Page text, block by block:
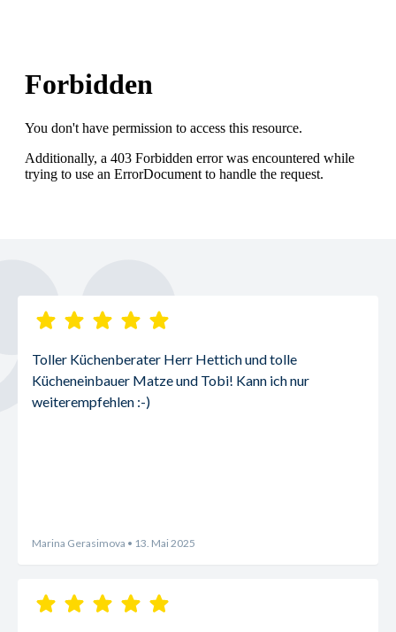
Toller Küchenberater Herr Hettich und tolle
Kücheneinbauer Matze und Tobi! Kann ich nur
weiterempfehlen :-)
Marina Gerasimova • 13. Mai 2025